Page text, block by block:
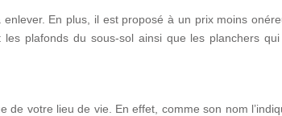
En plus, il est proposé à un prix moins
les plafonds du sous-solainsi que les planchers
de votre lieu de vie. En effet, comme son nom